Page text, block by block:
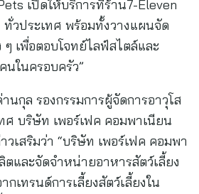
เปิดให้บริการที่ร้าน7-Eleven
ทั่วประเทศ พร้อมทั้งวางแผนจัด
เพื่อตอบโจทย์ไลฟ์สไตล์และ
นในครอบครัว”
นกุล รองกรรมการผู้จัดการอาวุโส
ศ บริษัท เพอร์เฟค คอมพาเนียน
วเสริมว่า “บริษัท เพอร์เฟค คอมพา
และจัดจำหน่ายอาหารสัตว์เลี้ยง
กเทรนด์การเลี้ยงสัตว์เลี้ยงใน